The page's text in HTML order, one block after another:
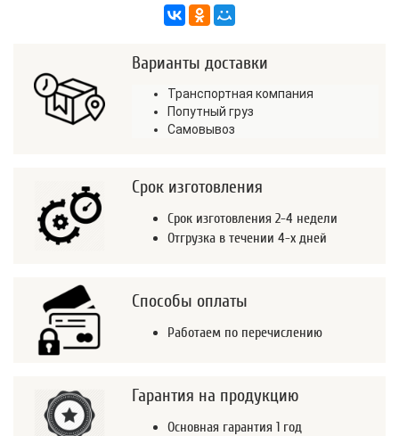
Варианты доставки
Транспортная компания
Попутный груз
Самовывоз
Срок изготовления
Срок изготовления 2-4 недели
Отгрузка в течении 4-х дней
Способы оплаты
Работаем по перечислению
Гарантия на продукцию
Основная гарантия 1 год